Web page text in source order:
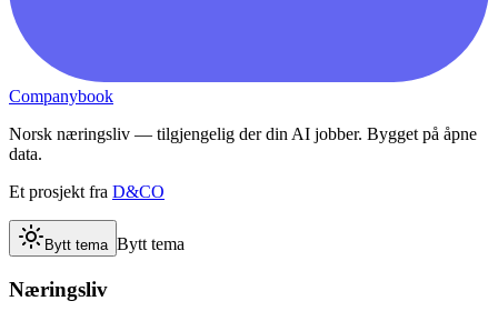
Companybook
Norsk næringsliv — tilgjengelig der din AI jobber. Bygget på åpne
data.
Et prosjekt fra D&CO
Bytt tema Bytt tema
Næringsliv